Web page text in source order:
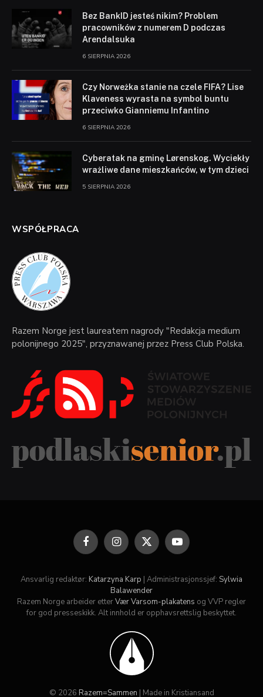
Bez BankID jesteś nikim? Problem
pracowników z numerem D podczas
Arendalsuka
6 SIERPNIA 2026
Czy Norweżka stanie na czele FIFA? Lise
Klaveness wyrasta na symbol buntu
przeciwko Gianniemu Infantino
6 SIERPNIA 2026
Cyberatak na gminę Lørenskog. Wyciekły
wrażliwe dane mieszkańców, w tym dzieci
5 SIERPNIA 2026
WSPÓŁPRACA
Razem Norge jest laureatem nagrody "Redakcja medium
polonijnego 2025", przyznawanej przez Press Club Polska.
FacebookInstagram
X
(Twitter)
YouTube
Ansvarlig redaktør: Katarzyna Karp | Administrasjonssjef: Sylwia
Balawender
Razem Norge arbeider etterVær Varsom-plakatens og VVP regler
for god presseskikk. Alt innhold er opphavsrettslig beskyttet.
© 2026 Razem=Sammen | Made in Kristiansand